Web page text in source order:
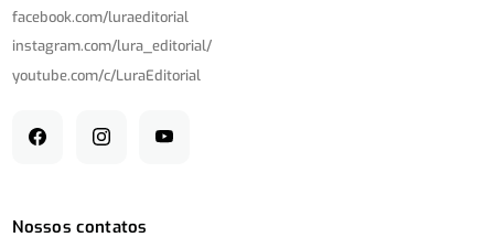
facebook.com/luraeditorial
instagram.com/lura_editorial/
youtube.com/c/LuraEditorial
Nossos contatos